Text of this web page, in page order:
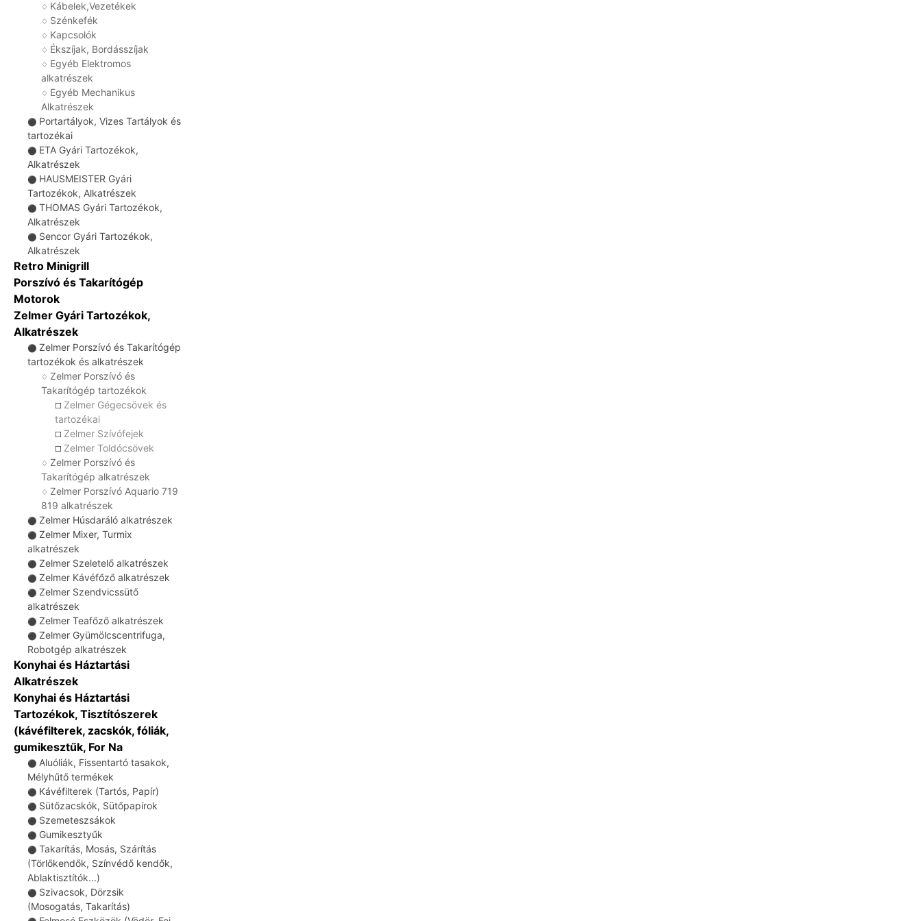
♢ Kábelek,Vezetékek
♢ Szénkefék
♢ Kapcsolók
♢ Ékszíjak, Bordásszíjak
♢ Egyéb Elektromos
alkatrészek
♢ Egyéb Mechanikus
Alkatrészek
⚫ Portartályok, Vizes Tartályok és
tartozékai
⚫ ETA Gyári Tartozékok,
Alkatrészek
⚫ HAUSMEISTER Gyári
Tartozékok, Alkatrészek
⚫ THOMAS Gyári Tartozékok,
Alkatrészek
⚫ Sencor Gyári Tartozékok,
Alkatrészek
Retro Minigrill
Porszívó és Takarítógép
Motorok
Zelmer Gyári Tartozékok,
Alkatrészek
⚫ Zelmer Porszívó és Takarítógép
tartozékok és alkatrészek
♢ Zelmer Porszívó és
Takarítógép tartozékok
☐ Zelmer Gégecsövek és
tartozékai
☐ Zelmer Szívófejek
☐ Zelmer Toldócsövek
♢ Zelmer Porszívó és
Takarítógép alkatrészek
♢ Zelmer Porszívó Aquario 719
819 alkatrészek
⚫ Zelmer Húsdaráló alkatrészek
⚫ Zelmer Mixer, Turmix
alkatrészek
⚫ Zelmer Szeletelő alkatrészek
⚫ Zelmer Kávéfőző alkatrészek
⚫ Zelmer Szendvicssütő
alkatrészek
⚫ Zelmer Teafőző alkatrészek
⚫ Zelmer Gyümölcscentrifuga,
Robotgép alkatrészek
Konyhai és Háztartási
Alkatrészek
Konyhai és Háztartási
Tartozékok, Tisztítószerek
(kávéfilterek, zacskók, fóliák,
gumikesztűk, For Na
⚫ Aluóliák, Fissentartó tasakok,
Mélyhűtő termékek
⚫ Kávéfilterek (Tartós, Papír)
⚫ Sütőzacskók, Sütőpapírok
⚫ Szemeteszsákok
⚫ Gumikesztyűk
⚫ Takarítás, Mosás, Szárítás
(Törlőkendők, Színvédő kendők,
Ablaktisztítók...)
⚫ Szivacsok, Dörzsik
(Mosogatás, Takarítás)